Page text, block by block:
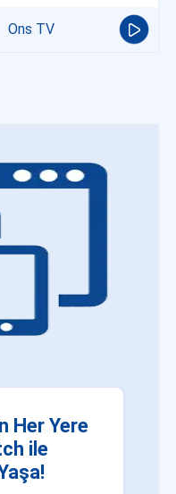
Ons TV
Her Yere
ile